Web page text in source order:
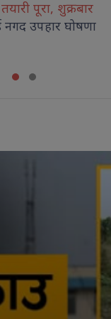
एक जना पक्राउ